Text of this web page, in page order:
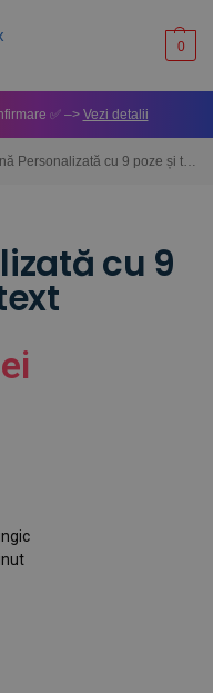
0
✅ –> Vezi detalii
Personalizată cu 9 poze și text
cu 9